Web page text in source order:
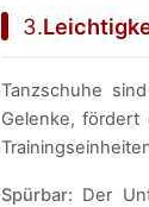
3.
Tanzschuhe
Gelenke, fördert
Spürbar: Der